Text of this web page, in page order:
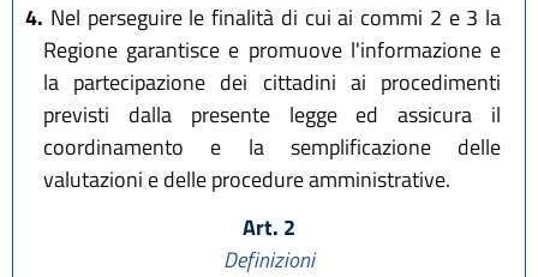
4. Nel perseguire le finalità di cui ai commi 2 e 3 la
Regione garantisce e promuove l'informazione e
la partecipazione dei cittadini ai procedimenti
previsti dalla presente legge ed assicura il
coordinamento e la semplificazione delle
valutazioni e delle procedure amministrative.
Art. 2
Definizioni